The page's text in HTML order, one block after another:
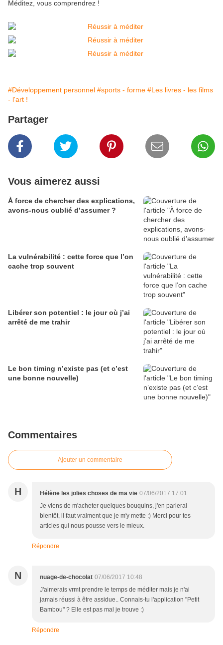
Méditez, vous comprendrez !
#Développement personnel #sports - forme #Les livres - les films
- l'art !
Partager
Vous aimerez aussi
À force de chercher des explications,
avons-nous oublié d’assumer ?
La vulnérabilité : cette force que l’on
cache trop souvent
Libérer son potentiel : le jour où j’ai
arrêté de me trahir
Le bon timing n’existe pas (et c’est
une bonne nouvelle)
Commentaires
Ajouter un commentaire
H Hélène les jolies choses de ma vie 07/06/2017 17:01
Je viens de m'acheter quelques bouquins, j'en parlerai
bientôt, il faut vraiment que je m'y mette :) Merci pour tes
articles qui nous pousse vers le mieux.
Répondre
N nuage-de-chocolat 07/06/2017 10:48
J'aimerais vrmt prendre le temps de méditer mais je n'ai
jamais réussi à être assidue.. Connais-tu l'application "Petit
Bambou" ? Elle est pas mal je trouve :)
Répondre